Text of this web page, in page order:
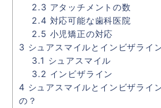
2.3 アタッチメントの数
2.4 対応可能な歯科医院
2.5 小児矯正の対応
3 シュアスマイルとインビザライ
3.1 シュアスマイル
3.2 インビザライン
4 シュアスマイルとインビザライ
の？